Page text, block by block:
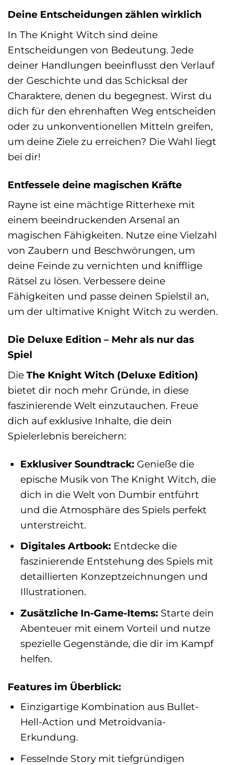
Deine Entscheidungen zählen wirklich
In The Knight Witch sind deine
Entscheidungen von Bedeutung. Jede
deiner Handlungen beeinflusst den Verlauf
der Geschichte und das Schicksal der
Charaktere, denen du begegnest. Wirst du
dich für den ehrenhaften Weg entscheiden
oder zu unkonventionellen Mitteln greifen,
um deine Ziele zu erreichen? Die Wahl liegt
bei dir!
Entfessele deine magischen Kräfte
Rayne ist eine mächtige Ritterhexe mit
einem beeindruckenden Arsenal an
magischen Fähigkeiten. Nutze eine Vielzahl
von Zaubern und Beschwörungen, um
deine Feinde zu vernichten und knifflige
Rätsel zu lösen. Verbessere deine
Fähigkeiten und passe deinen Spielstil an,
um der ultimative Knight Witch zu werden.
Die Deluxe Edition – Mehr als nur das
Spiel
Die The Knight Witch (Deluxe Edition)
bietet dir noch mehr Gründe, in diese
faszinierende Welt einzutauchen. Freue
dich auf exklusive Inhalte, die dein
Spielerlebnis bereichern:
Exklusiver Soundtrack:Genieße die
epische Musik von The Knight Witch, die
dich in die Welt von Dumbir entführt
und die Atmosphäre des Spiels perfekt
unterstreicht.
Digitales Artbook:Entdecke die
faszinierende Entstehung des Spiels mit
detaillierten Konzeptzeichnungen und
Illustrationen.
Zusätzliche In-Game-Items:Starte dein
Abenteuer mit einem Vorteil und nutze
spezielle Gegenstände, die dir im Kampf
helfen.
Features im Überblick:
Einzigartige Kombination aus Bullet-
Hell-Action und Metroidvania-
Erkundung.
Fesselnde Story mit tiefgründigen